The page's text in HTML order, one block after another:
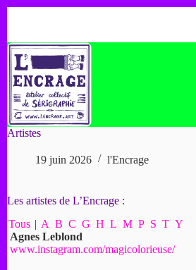
Artistes
19 juin 2026 l'Encrage
Les artistes de L’Encrage :
Tous | A B C G H L M P S T Y
Agnes Leblond
www.instagram.com/magicolorieuse/